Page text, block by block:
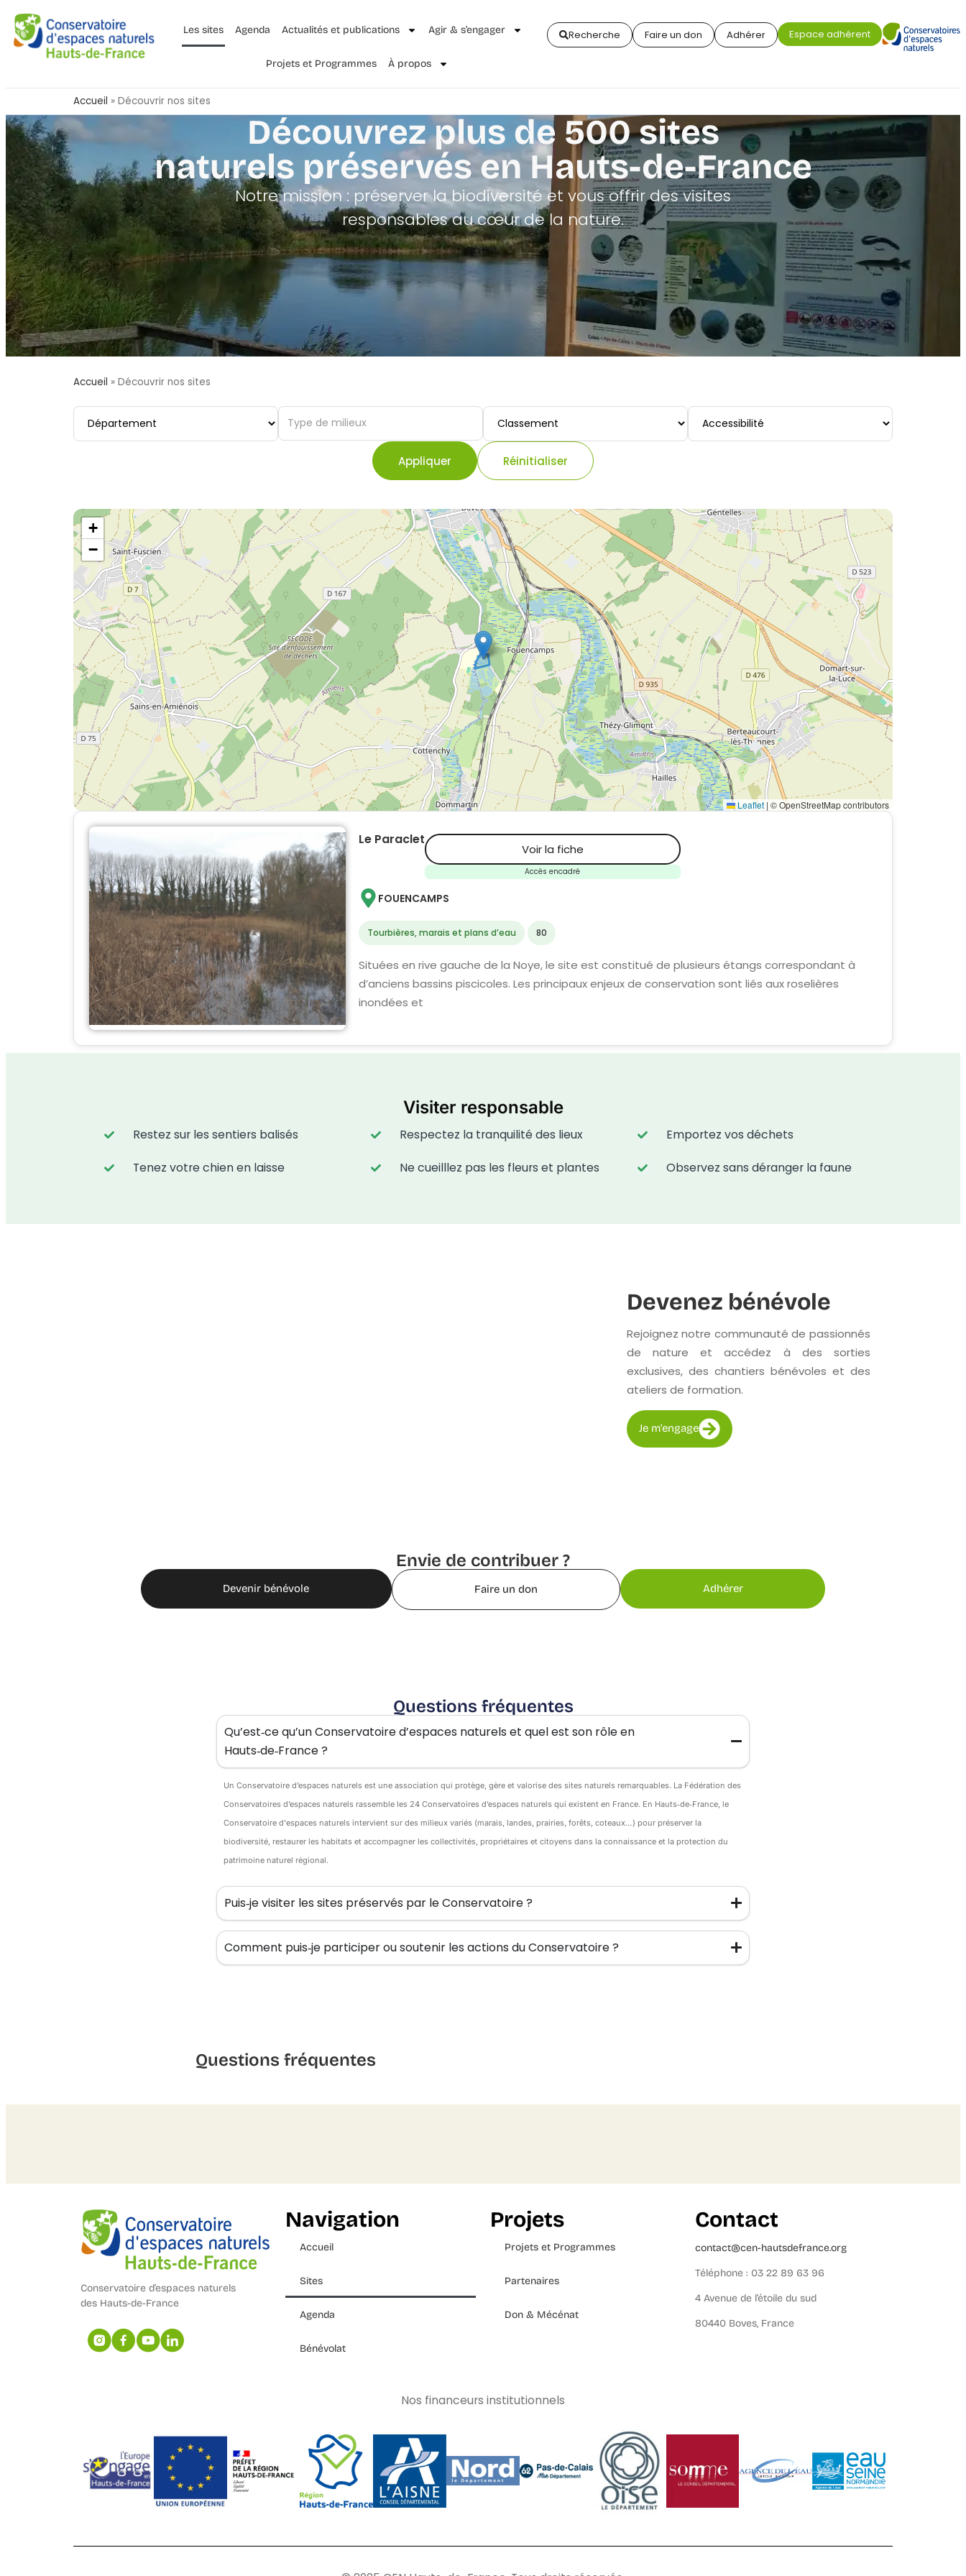
Les sites Agenda Actualités et publications Agir & s’engager
Projets et Programmes À propos
Recherche Faire un don Adhérer Espace adhérent
Accueil » Découvrir nos sites
Découvrez plus de 500 sites
naturels préservés en Hauts-de-France
Notre mission : préserver la biodiversité et vous offrir des visites
responsables au cœur de la nature.
Accueil » Découvrir nos sites
Département Type de milieux Classement Accessibilité
Appliquer Réinitialiser
+
−
Leaflet | © OpenStreetMap contributors
Le Paraclet
Voir la fiche
Accès encadré
FOUENCAMPS
Tourbières, marais et plans d’eau 80
Situées en rive gauche de la Noye, le site est constitué de plusieurs étangs correspondant à
d’anciens bassins piscicoles. Les principaux enjeux de conservation sont liés aux roselières
inondées et
Visiter responsable
Restez sur les sentiers balisés Respectez la tranquilité des lieux
Emportez vos déchets
Tenez votre chien en laisse
Ne cueilllez pas les fleurs et plantes Observez sans déranger la faune
Devenez bénévole
Rejoignez notre communauté de passionnés
de nature et accédez à des sorties
exclusives, des chantiers bénévoles et des
ateliers de formation.
Je m'engage
Envie de contribuer ?
Devenir bénévole Faire un don Adhérer
Questions fréquentes
Qu’est‑ce qu’un Conservatoire d’espaces naturels et quel est son rôle en
Hauts‑de‑France ?
Un Conservatoire d’espaces naturels est une association qui protège, gère et valorise des sites naturels remarquables. La Fédération des
Conservatoires d’espaces naturels rassemble les 24 Conservatoires d’espaces naturels qui existent en France. En Hauts‑de‑France, le
Conservatoire d'espaces naturels intervient sur des milieux variés (marais, landes, prairies, forêts, coteaux…) pour préserver la
biodiversité, restaurer les habitats et accompagner les collectivités, propriétaires et citoyens dans la connaissance et la protection du
patrimoine naturel régional.
Puis‑je visiter les sites préservés par le Conservatoire ?
Comment puis‑je participer ou soutenir les actions du Conservatoire ?
Questions fréquentes
Conservatoire d’espaces naturels
des Hauts-de-France
Navigation
Accueil
Sites
Agenda
Bénévolat
Projets
Projets et Programmes
Partenaires
Don & Mécénat
Contact
contact@cen-hautsdefrance.org
Téléphone : 03 22 89 63 96
4 Avenue de l’étoile du sud
80440 Boves, France
Nos financeurs institutionnels